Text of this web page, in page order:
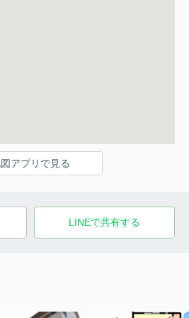
アプリで見る
LINEで共有する